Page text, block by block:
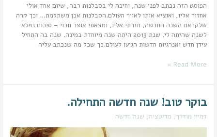
הפוסט הזה נכתב לפני שנה, וחיכה לי בסבלנות רבה, שיום אחד אולי
אחזור אליו, ואוציא אותו לאויר העולם.הסבלנות אכן משתלמת… וכך קרה
שלקראת השנה החדשה, חזרתי אליו, ומצאתי אוצר חבוי – סיכום נפלא
לשנה שהיתה לי. שנת 2013 היתה שנה מיוחדת במינה. שנה בה התחיל
עידן חדש ואנרגיות חדשות הגיעו לעולם.כך שכל מה שנכתב עליה
Read More »
בוקר טוב! שנה חדשה התחילה.
דמיון מודרך, מדיטציה, שנה חדשה
בוקר
טוב!
שנה
חדשה